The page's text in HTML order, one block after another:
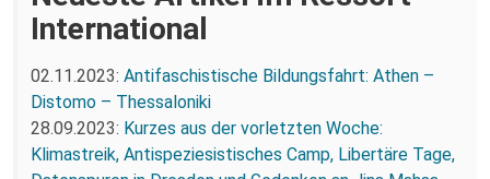
International
02.11.2023: Antifaschistische Bildungsfahrt: Athen –
Distomo – Thessaloniki
28.09.2023: Kurzes aus der vorletzten Woche:
Klimastreik, Antispeziesistisches Camp, Libertäre Tage,